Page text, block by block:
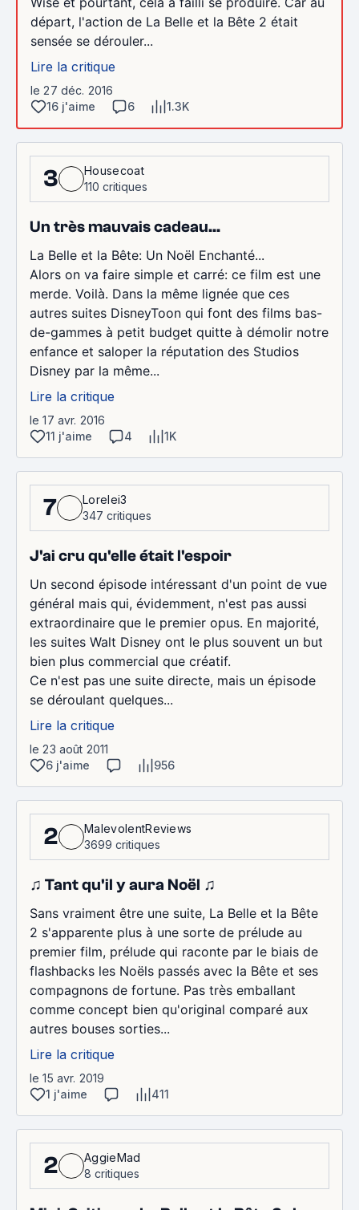
départ, l'action de La Belle et la Bête 2 était
sensée se dérouler...
Lire la critique
le 27 déc. 2016
16 j'aime
6 1.3K
3
Housecoat
110 critiques
Un très mauvais cadeau...
La Belle et la Bête: Un Noël Enchanté...
Alors on va faire simple et carré: ce film est une
merde. Voilà. Dans la même lignée que ces
autres suites DisneyToon qui font des films bas-
de-gammes à petit budget quitte à démolir notre
enfance et saloper la réputation des Studios
Disney par la même...
Lire la critique
le 17 avr. 2016
11 j'aime
4 1K
7
Lorelei3
347 critiques
J'ai cru qu'elle était l'espoir
Un second épisode intéressant d'un point de vue
général mais qui, évidemment, n'est pas aussi
extraordinaire que le premier opus. En majorité,
les suites Walt Disney ont le plus souvent un but
bien plus commercial que créatif.
Ce n'est pas une suite directe, mais un épisode
se déroulant quelques...
Lire la critique
le 23 août 2011
6 j'aime
956
2
MalevolentReviews
3699 critiques
♫ Tant qu'il y aura Noël ♫
Sans vraiment être une suite, La Belle et la Bête
2 s'apparente plus à une sorte de prélude au
premier film, prélude qui raconte par le biais de
flashbacks les Noëls passés avec la Bête et ses
compagnons de fortune. Pas très emballant
comme concept bien qu'original comparé aux
autres bouses sorties...
Lire la critique
le 15 avr. 2019
1 j'aime
411
2
AggieMad
8 critiques